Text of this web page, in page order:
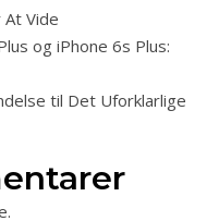
Vide
og iPhone 6s Plus:
til Det Uforklarlige